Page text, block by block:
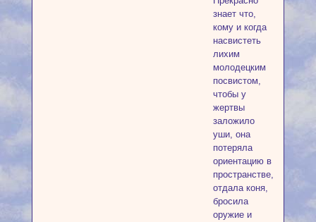
знает что,
кому и когда
насвистеть
лихим
молодецким
посвистом,
чтобы у
жертвы
заложило
уши, она
потеряла
ориентацию в
пространстве,
отдала коня,
бросила
оружие и